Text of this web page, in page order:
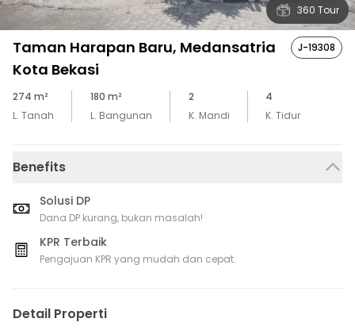
360 Tour
Taman Harapan Baru, Medansatria
Kota Bekasi
J-19308
274 m²
L. Tanah
180 m²
L. Bangunan
2
K. Mandi
4
K. Tidur
Benefits
Solusi DP
Dana DP kurang, bukan masalah!
KPR Terbaik
Pengajuan KPR yang mudah dan cepat.
Detail Properti